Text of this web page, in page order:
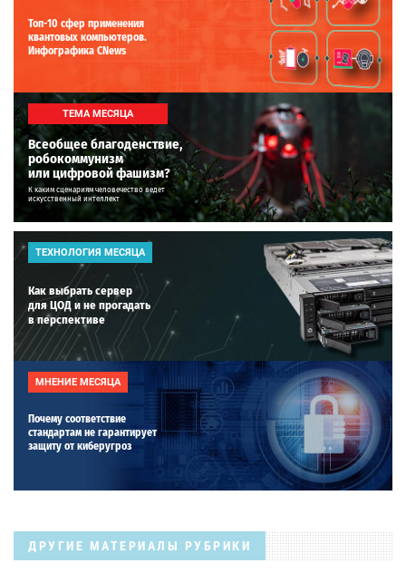
Топ-10 сфер применения
квантовых компьютеров.
Инфографика CNews
ТЕМА МЕСЯЦА
Всеобщее благоденствие,
робокоммунизм
или цифровой фашизм?
К каким сценариям человечество ведет
искусственный интеллект
ТЕХНОЛОГИЯ МЕСЯЦА
Как выбрать сервер
для ЦОД и не прогадать
в перспективе
МНЕНИЕ МЕСЯЦА
Почему соответствие
стандартам не гарантирует
защиту от киберугроз
ДРУГИЕ МАТЕРИАЛЫ РУБРИКИ